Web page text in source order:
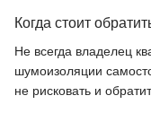
Когда стоит
Не всегда владелец
шумоизоляции
не рисковать и